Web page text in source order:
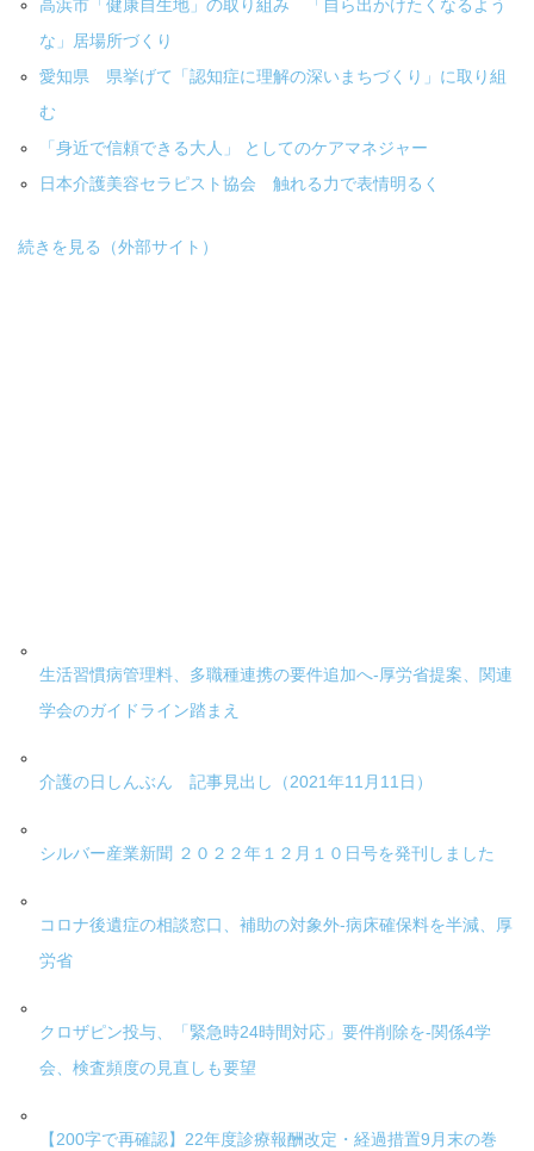
高浜市「健康自生地」の取り組み 「自ら出かけたくなるよう
な」居場所づくり
愛知県 県挙げて「認知症に理解の深いまちづくり」に取り組
む
「身近で信頼できる大人」 としてのケアマネジャー
日本介護美容セラピスト協会 触れる力で表情明るく
続きを見る（外部サイト）
生活習慣病管理料、多職種連携の要件追加へ-厚労省提案、関連
学会のガイドライン踏まえ
介護の日しんぶん 記事見出し（2021年11月11日）
シルバー産業新聞 ２０２２年１２月１０日号を発刊しました
コロナ後遺症の相談窓口、補助の対象外-病床確保料を半減、厚
労省
クロザピン投与、「緊急時24時間対応」要件削除を-関係4学
会、検査頻度の見直しも要望
【200字で再確認】22年度診療報酬改定・経過措置9月末の巻